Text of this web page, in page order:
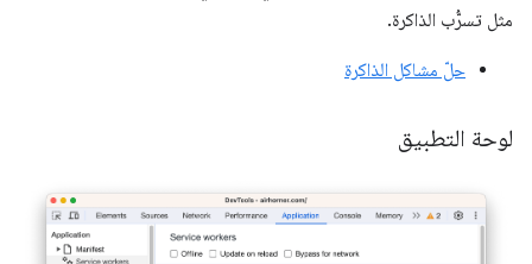
مثل تسرُّب الذاكرة.
حلّ مشاكل الذاكرة
لوحة التطبيق